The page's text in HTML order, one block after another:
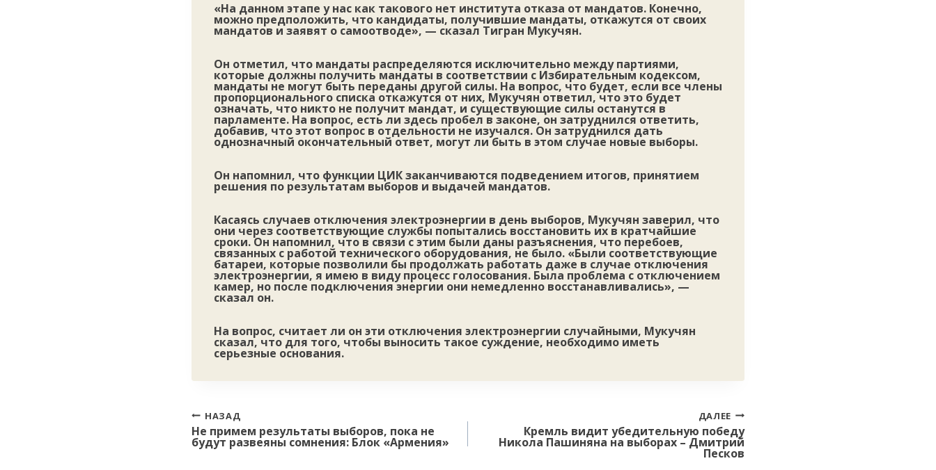
«На данном этапе у нас как такового нет института отказа от мандатов. Конечно,
можно предположить, что кандидаты, получившие мандаты, откажутся от своих
мандатов и заявят о самоотводе», — сказал Тигран Мукучян.
Он отметил, что мандаты распределяются исключительно между партиями,
которые должны получить мандаты в соответствии с Избирательным кодексом,
мандаты не могут быть переданы другой силы. На вопрос, что будет, если все члены
пропорционального списка откажутся от них, Мукучян ответил, что это будет
означать, что никто не получит мандат, и существующие силы останутся в
парламенте. На вопрос, есть ли здесь пробел в законе, он затруднился ответить,
добавив, что этот вопрос в отдельности не изучался. Он затруднился дать
однозначный окончательный ответ, могут ли быть в этом случае новые выборы.
Он напомнил, что функции ЦИК заканчиваются подведением итогов, принятием
решения по результатам выборов и выдачей мандатов.
Касаясь случаев отключения электроэнергии в день выборов, Мукучян заверил, что
они через соответствующие службы попытались восстановить их в кратчайшие
сроки. Он напомнил, что в связи с этим были даны разъяснения, что перебоев,
связанных с работой технического оборудования, не было. «Были соответствующие
батареи, которые позволили бы продолжать работать даже в случае отключения
электроэнергии, я имею в виду процесс голосования. Была проблема с отключением
камер, но после подключения энергии они немедленно восстанавливались», —
сказал он.
На вопрос, считает ли он эти отключения электроэнергии случайными, Мукучян
сказал, что для того, чтобы выносить такое суждение, необходимо иметь
серьезные основания.
Навигация
по
записям
НАЗАД
Не примем результаты выборов, пока не
будут развеяны сомнения: Блок «Армения»
ДАЛЕЕ
Кремль видит убедительную победу
Никола Пашиняна на выборах – Дмитрий
Песков